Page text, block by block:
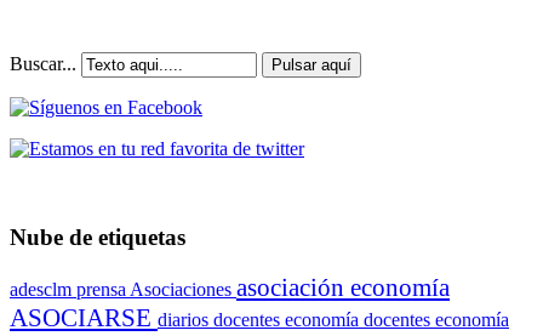
Buscar... Pulsar aquí
Nube de etiquetas
adesclm prensa Asociaciones asociación economía
ASOCIARSE diarios docentes economía docentes economía